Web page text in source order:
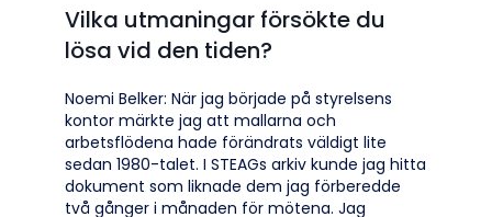
Vilka utmaningar försökte du
lösa vid den tiden?
Noemi Belker: När jag började på styrelsens
kontor märkte jag att mallarna och
arbetsflödena hade förändrats väldigt lite
sedan 1980-talet. I STEAGs arkiv kunde jag hitta
dokument som liknade dem jag förberedde
två gånger i månaden för mötena. Jag